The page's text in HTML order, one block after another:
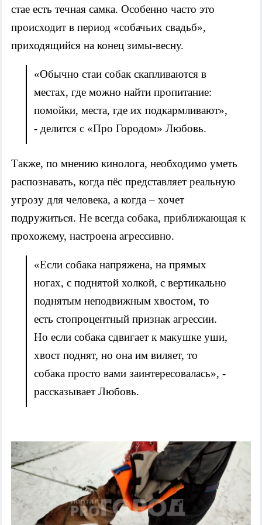
стае есть течная самка. Особенно часто это
происходит в период «собачьих свадьб»,
приходящийся на конец зимы-весну.
«Обычно стаи собак скапливаются в
местах, где можно найти пропитание:
помойки, места, где их подкармливают»,
- делится с «Про Городом» Любовь.
Также, по мнению кинолога, необходимо уметь
распознавать, когда пёс представляет реальную
угрозу для человека, а когда – хочет
подружиться. Не всегда собака, приближающая к
прохожему, настроена агрессивно.
«Если собака напряжена, на прямых
ногах, с поднятой холкой, с вертикально
поднятым неподвижным хвостом, то
есть стопроцентный признак агрессии.
Но если собака сдвигает к макушке уши,
хвост поднят, но она им виляет, то
собака просто вами заинтересовалась», -
рассказывает Любовь.